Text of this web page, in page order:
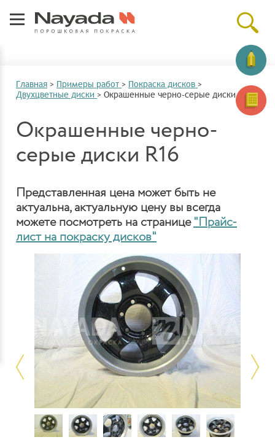
Главная > Примеры работ > Покраска дисков >
Двухцветные диски > Окрашенные черно-серые диски R16
Окрашенные черно-
серые диски R16
Представленная цена может быть не
актуальна, актуальную цену вы всегда
можете посмотреть на странице "Прайс-
лист на покраску дисков"